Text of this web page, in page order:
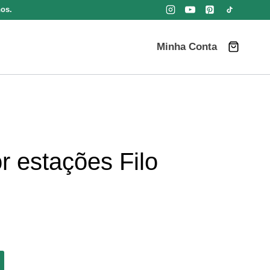
Minha Conta
estações Filo